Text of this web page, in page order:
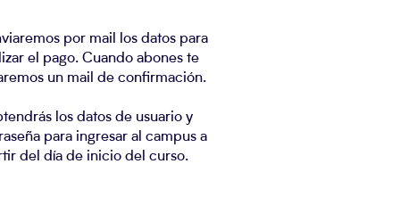
por mail los datos para
el pago. Cuando abones te
un mail de confirmación.
los datos de usuario y
para ingresar al campus a
del día de inicio del curso.